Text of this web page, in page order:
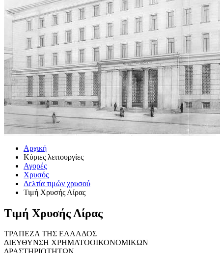
Αρχική
Κύριες λειτουργίες
Αγορές
Χρυσός
Δελτία τιμών χρυσού
Τιμή Χρυσής Λίρας
Τιμή Χρυσής Λίρας
ΤΡΑΠΕΖΑ ΤΗΣ ΕΛΛΑΔΟΣ
ΔΙΕΥΘΥΝΣΗ ΧΡΗΜΑΤΟΟΙΚΟΝΟΜΙΚΩΝ